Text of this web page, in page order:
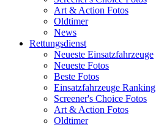
Art & Action Fotos
Oldtimer
News
Rettungsdienst
Neueste Einsatzfahrzeuge
Neueste Fotos
Beste Fotos
Einsatzfahrzeuge Ranking
Screener's Choice Fotos
Art & Action Fotos
Oldtimer